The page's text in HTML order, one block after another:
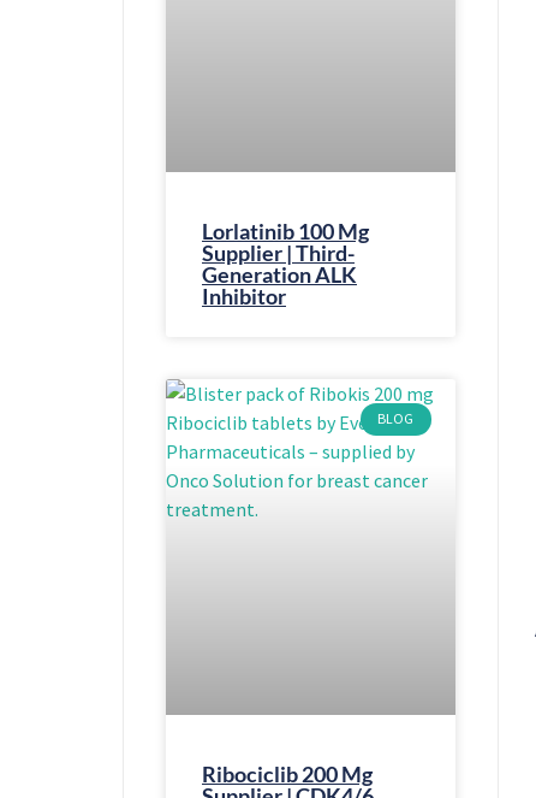
Lorlatinib 100 Mg
Supplier | Third-
Generation ALK
Inhibitor
BLOG
Ribociclib 200 Mg